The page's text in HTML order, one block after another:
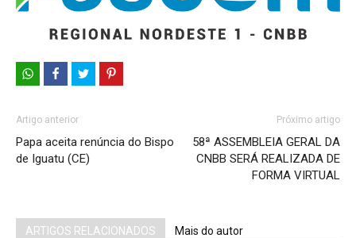
Artigo anterior
Papa aceita renúncia do Bispo
de Iguatu (CE)
Próximo artigo
58ª ASSEMBLEIA GERAL DA
CNBB SERÁ REALIZADA DE
FORMA VIRTUAL
ARTIGOS RELACIONADOS Mais do autor